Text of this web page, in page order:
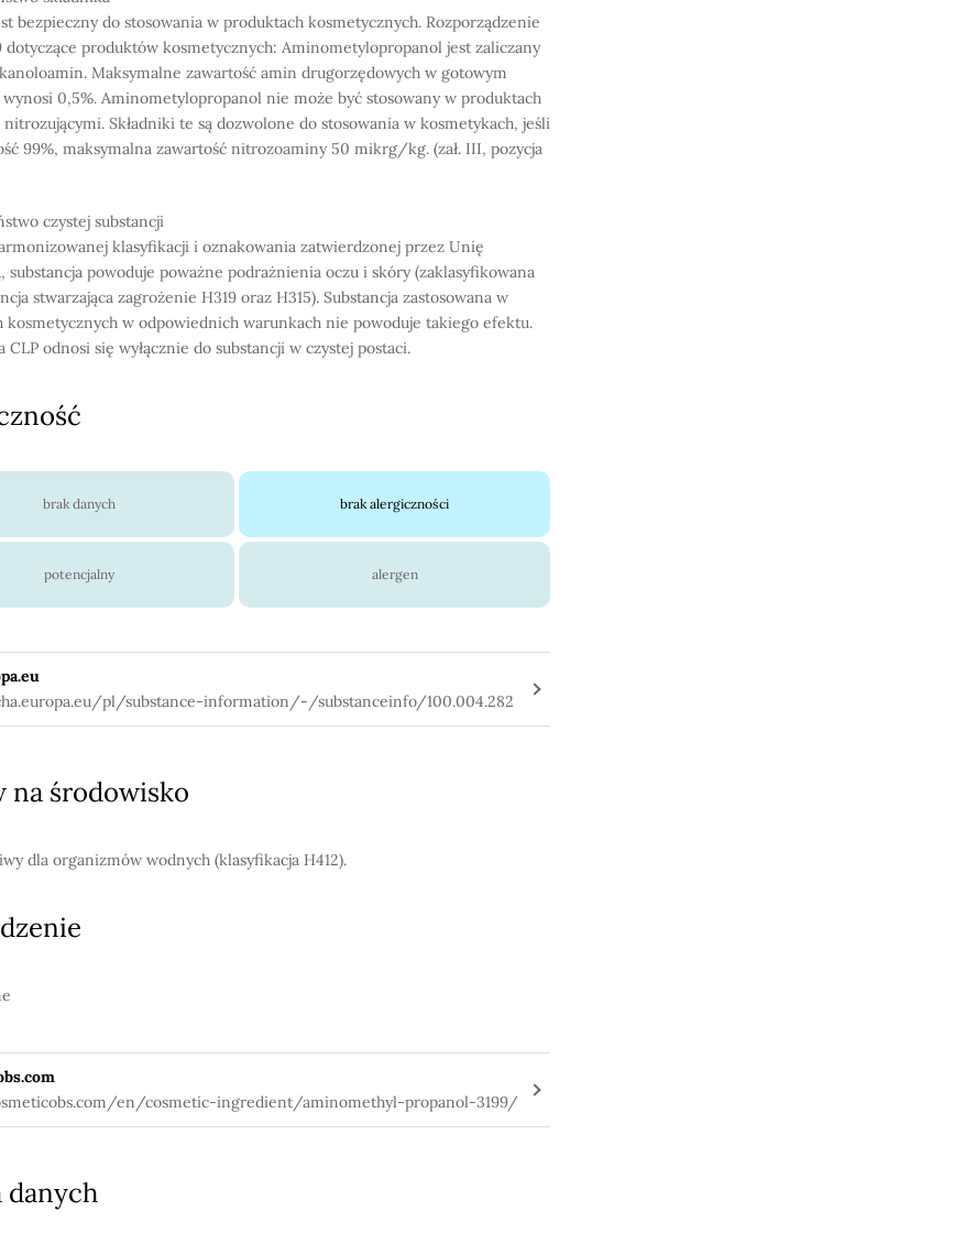
bezpieczny do stosowania w produktach kosmetycznych. Rozporządzenie
produktów kosmetycznych: Aminometylopropanol jest zaliczany
Maksymalne zawartość amin drugorzędowych w gotowym
0,5%. Aminometylopropanol nie może być stosowany w produktach
nitrozującymi. Składniki te są dozwolone do stosowania w kosmetykach, jeśli
99%, maksymalna zawartość nitrozoaminy 50 mikrg/kg. (zał. III, pozycja
czystej substancji
klasyfikacji i oznakowania zatwierdzonej przez Unię
substancja powoduje poważne podrażnienia oczu i skóry (zaklasyfikowana
stwarzająca zagrożenie H319 oraz H315). Substancja zastosowana w
kosmetycznych w odpowiednich warunkach nie powoduje takiego efektu.
CLP odnosi się wyłącznie do substancji w czystej postaci.
brak danych brak alergiczności
potencjalny alergen
pl/substance-information/-/substanceinfo/100.004.282
na środowisko
dla organizmów wodnych (klasyfikacja H412).
en/cosmetic-ingredient/aminomethyl-propanol-3199/
danych